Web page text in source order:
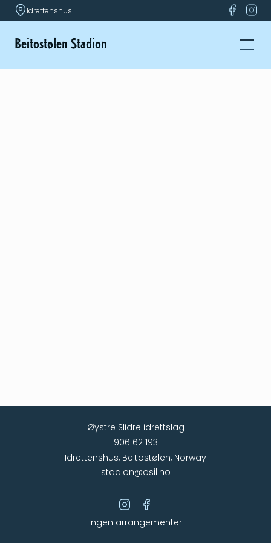
Idrettenshus
Beitostølen Stadion
Øystre Slidre idrettslag
906 62 193
Idrettenshus, Beitostølen, Norway
stadion@osil.no
Ingen arrangementer